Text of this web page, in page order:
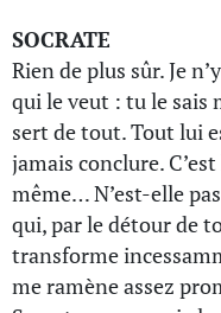
SOCRATE
Rien de plus sûr. Je
qui le veut : tu le sais
sert de tout. Tout lui
jamais conclure.
même… N’est-elle
qui, par le détour de
transforme
me ramène assez